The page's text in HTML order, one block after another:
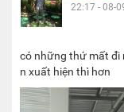
22:17 - 08-
có những thứ mất đi
n xuất hiện thì hơn